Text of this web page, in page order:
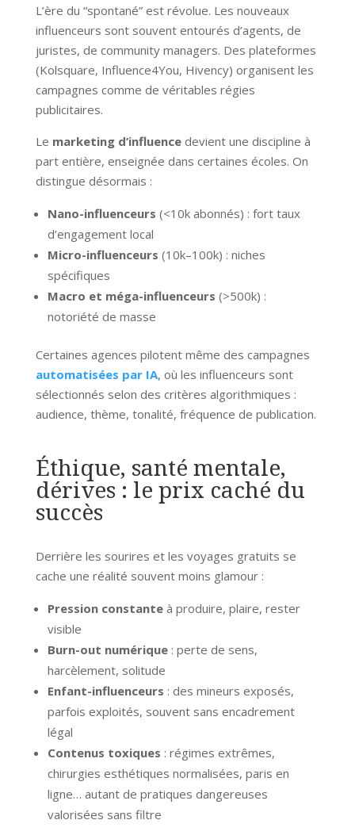
L’ère du “spontané” est révolue. Les nouveaux
influenceurs sont souvent entourés d’agents, de
juristes, de community managers. Des plateformes
(Kolsquare, Influence4You, Hivency) organisent les
campagnes comme de véritables régies
publicitaires.
Le marketing d’influencedevient une discipline à
part entière, enseignée dans certaines écoles. On
distingue désormais :
Nano-influenceurs (<10k abonnés) : fort taux
d’engagement local
Micro-influenceurs (10k–100k) : niches
spécifiques
Macro et méga-influenceurs (>500k) :
notoriété de masse
Certaines agences pilotent même des campagnes
automatisées par IA, où les influenceurs sont
sélectionnés selon des critères algorithmiques :
audience, thème, tonalité, fréquence de publication.
Éthique, santé mentale,
dérives : le prix caché du
succès
Derrière les sourires et les voyages gratuits se
cache une réalité souvent moins glamour :
Pression constanteà produire, plaire, rester
visible
Burn-out numérique: perte de sens,
harcèlement, solitude
Enfant-influenceurs : des mineurs exposés,
parfois exploités, souvent sans encadrement
légal
Contenus toxiques : régimes extrêmes,
chirurgies esthétiques normalisées, paris en
ligne… autant de pratiques dangereuses
valorisées sans filtre